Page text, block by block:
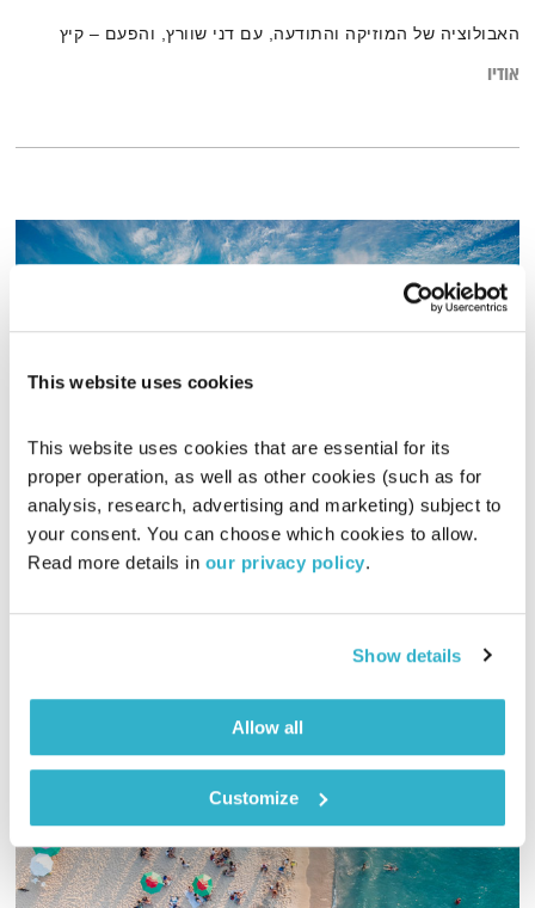
This website uses cookies
This website uses cookies that are essential for its
proper operation, as well as other cookies (such as for
analysis, research, advertising and marketing) subject to
your consent. You can choose which cookies to allow.
Read more details in our privacy policy.
Show details
Allow all
Customize
האבולוציה של המוזיקה והתודעה, עם דני שוורץ, והפעם – קיץ
אודיו
ניסוי כלים
מיכה לבינסון
אודיו